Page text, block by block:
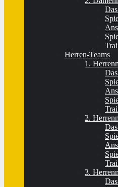
Herren-Teams
1.
2.
3.